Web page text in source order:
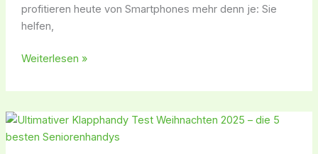
profitieren heute von Smartphones mehr denn je: Sie
helfen,
Weiterlesen »
Ultimativer
Klapphandy